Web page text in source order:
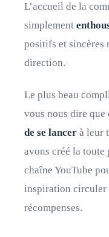
L’accueil de la
simplement
positifs et sincères
direction.
Le plus beau
vous nous dire que
de se lancer à leur
avons créé la toute
chaîne YouTube
inspiration circuler
récompenses.